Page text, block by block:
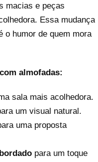
macias e peças
Essa mudança
o humor de quem mora
almofadas:
sala mais acolhedora.
um visual natural.
uma proposta
para um toque